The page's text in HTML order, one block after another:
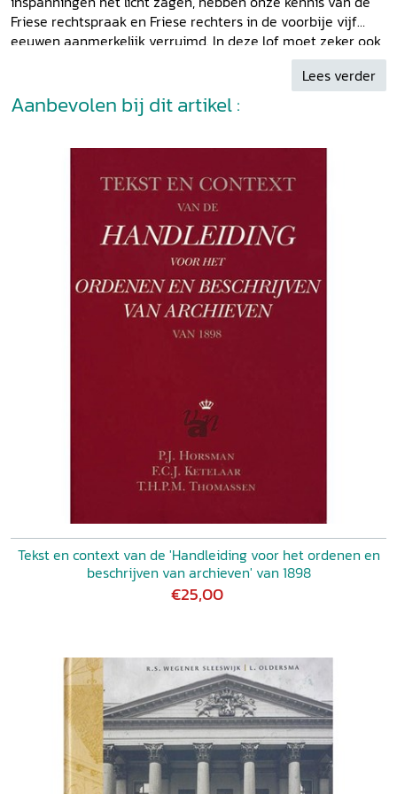
Friese rechtspraak en Friese rechters in de voorbije vijf
eeuwen aanmerkelijk verruimd. In deze lof moet zeker ook
uitgeverij Verloren delen, die deze boekwerken, fraai
vormgegeven en ruimhartig geïllustreerd, heeft
uitgegeven.' A.J.C.M. Gabriels in:Tijdschrift voor
Geschiedenis114 (2001) 3.
Lees verder
Aanbevolen bij dit artikel :
Tekst en context van de 'Handleiding voor het ordenen en
beschrijven van archieven' van 1898
€25,00